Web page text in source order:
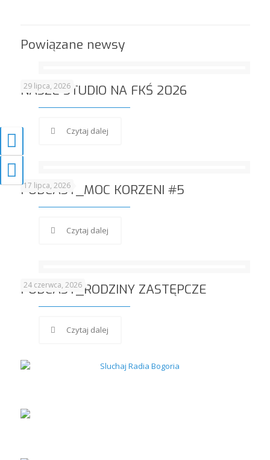
Przełącz wysoki kontrast
Zmień rozmiar czcionek
Powiązane newsy
29 lipca, 2026
NASZE STUDIO NA FKŚ 2026
Czytaj dalej
17 lipca, 2026
PODCAST_MOC KORZENI #5
Czytaj dalej
24 czerwca, 2026
PODCAST_RODZINY ZASTĘPCZE
Czytaj dalej